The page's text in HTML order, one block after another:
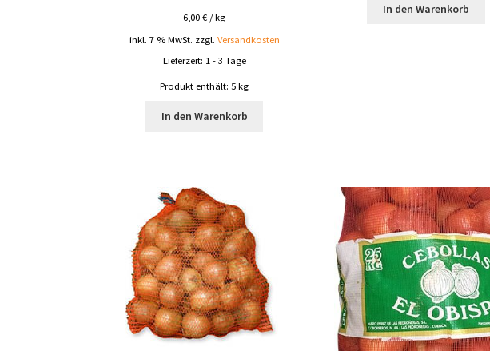
6,00€ /kg
inkl. 7 % MwSt. zzgl. Versandkosten
Lieferzeit: 1 - 3 Tage
Produkt enthält: 5kg
In den Warenkorb
In den Warenkorb